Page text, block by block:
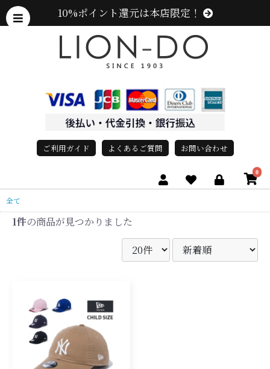
10%ポイント還元は本店限定！
ご利用ガイド よくあるご質問 お問い合わせ
0
全て
1件の商品が見つかりました